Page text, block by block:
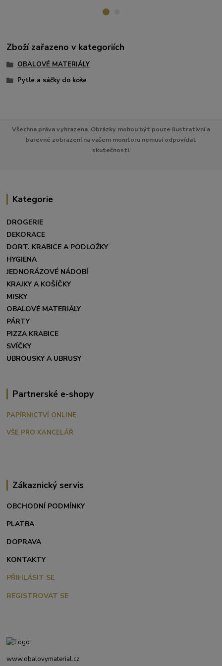
Zboží zařazeno v kategoriích
OBALOVÉ MATERIÁLY
Pytle a sáčky do koše
Všechna práva vyhrazena. Obrázky mohou být pouze ilustrativní a
barevné zobrazení na vašem monitoru nemusí odpovídat
skutečnosti.
Kategorie
DROGERIE
DEKORACE
DORT. KRABICE A PODLOŽKY
HYGIENA
JEDNORÁZOVÉ NÁDOBÍ
KRAJKY A KOŠÍČKY
MISKY
OBALOVÉ MATERIÁLY
PÁRTY
PIZZA KRABICE
SVÍČKY
UBROUSKY A UBRUSY
Partnerské e-shopy
PAPÍRNICTVÍ ONLINE
VŠE PRO KANCELÁŘ
Zákaznický servis
OBCHODNÍ PODMÍNKY
PLATBA
DOPRAVA
KONTAKTY
PŘIHLÁSIT SE
REGISTROVAT SE
www.obalovymaterial.cz